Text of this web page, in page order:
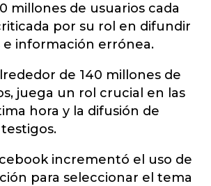
millones de usuarios cada
por su rol en difundir
e información errónea.
de 140 millones de
juega un rol crucial en las
hora y la difusión de
incrementó el uso de
para seleccionar el tema